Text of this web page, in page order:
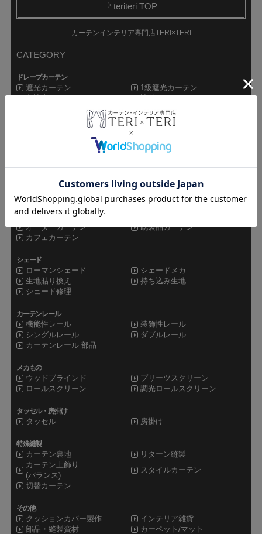
teriteri TOP
カーテンインテリア専門店TERI×TERI
CATEGORY
ドレープカーテン
遮光カーテン
1級遮光カーテン
非遮光カーテン
遮熱カーテン
持ち込み生地で
オーダーカーテン
非ミラーレース
その他カーテン
シャワーカーテン
ドレープレース
オーダーカーテン
既製品カーテン
カフェカーテン
シェード
ローマンシェード
シェードメカ
生地貼り換え
持ち込み生地
シェード修理
カーテンレール
機能性レール
装飾性レール
シングルレール
ダブルレール
カーテンレール 部品
メカもの
ウッドブラインド
プリーツスクリーン
ロールスクリーン
調光ロールスクリーン
タッセル・房掛け
タッセル 房掛け
特殊縫製
カーテン裏地
リターン縫製
カーテン上飾り
(バランス)
スタイルカーテン
切替カーテン
その他
クッションカバー製作
インテリア雑貨
部品・縫製資材
カーペット/マット